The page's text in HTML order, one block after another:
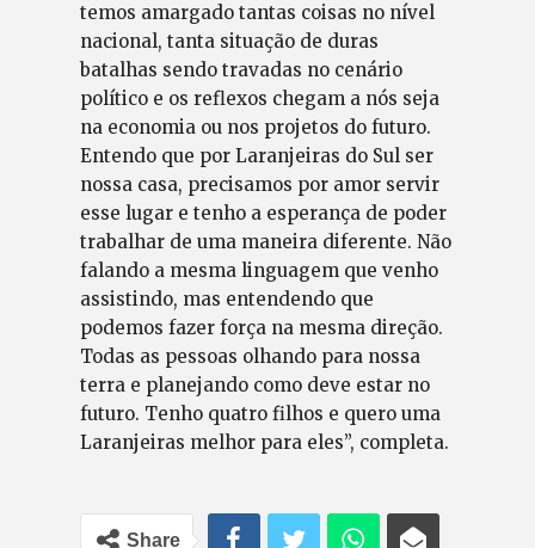
temos amargado tantas coisas no nível
nacional, tanta situação de duras
batalhas sendo travadas no cenário
político e os reflexos chegam a nós seja
na economia ou nos projetos do futuro.
Entendo que por Laranjeiras do Sul ser
nossa casa, precisamos por amor servir
esse lugar e tenho a esperança de poder
trabalhar de uma maneira diferente. Não
falando a mesma linguagem que venho
assistindo, mas entendendo que
podemos fazer força na mesma direção.
Todas as pessoas olhando para nossa
terra e planejando como deve estar no
futuro. Tenho quatro filhos e quero uma
Laranjeiras melhor para eles”, completa.
Share